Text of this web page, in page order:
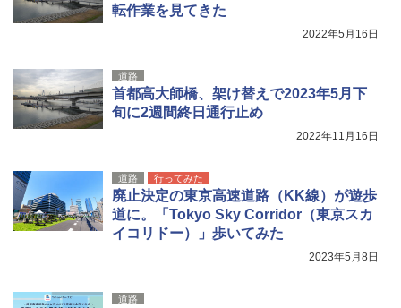
0ml（連続噴射30秒）110ml（連続噴射15
秒）射程5～10m 安全ロック搭載 携帯収納袋
付き ヒグマ・イノシシ対策 自治体・教育機
防災用品 長期保存可能 緊急時用 日本国内発
送
￥3,680
転作業を見てきた
2022年5月16日
道路
首都高大師橋、架け替えで2023年5月下
旬に2週間終日通行止め
2022年11月16日
道路 行ってみた
廃止決定の東京高速道路（KK線）が遊歩
道に。「Tokyo Sky Corridor（東京スカ
イコリドー）」歩いてみた
2023年5月8日
道路